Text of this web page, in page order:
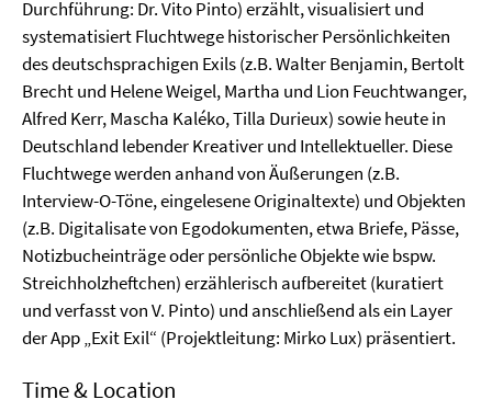
Durchführung: Dr. Vito Pinto) erzählt, visualisiert und
systematisiert Fluchtwege historischer Persönlichkeiten
des deutschsprachigen Exils (z.B. Walter Benjamin, Bertolt
Brecht und Helene Weigel, Martha und Lion Feuchtwanger,
Alfred Kerr, Mascha Kaléko, Tilla Durieux) sowie heute in
Deutschland lebender Kreativer und Intellektueller. Diese
Fluchtwege werden anhand von Äußerungen (z.B.
Interview-O-Töne, eingelesene Originaltexte) und Objekten
(z.B. Digitalisate von Egodokumenten, etwa Briefe, Pässe,
Notizbucheinträge oder persönliche Objekte wie bspw.
Streichholzheftchen) erzählerisch aufbereitet (kuratiert
und verfasst von V. Pinto) und anschließend als ein Layer
der App „Exit Exil“ (Projektleitung: Mirko Lux) präsentiert.
Time & Location